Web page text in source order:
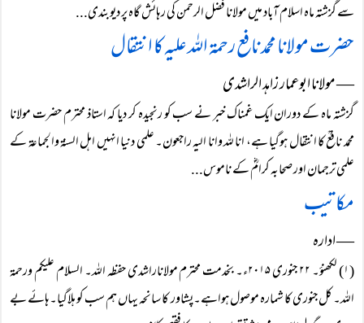
سے گزشتہ ماہ اسلام آباد میں مولانا فضل الرحمن کی رہائش گاہ پر دیوبندی...
حضرت مولانا محمد نافع رحمۃ اللہ علیہ کا انتقال
― مولانا ابوعمار زاہد الراشدی
گزشتہ ماہ کے دوران ایک غمناک خبر نے سب کو رنجیدہ کر دیا کہ استاذ محترم حضرت مولانا
محمد نافعؒ کا انتقال ہوگیا ہے، انا للہ وانا الیہ راجعون۔ علمی دنیا انہیں اہل السنۃ والجماعۃ کے
علمی ترجمان اور صحابہ کرامؓ کے ناموس...
مکاتیب
― ادارہ
(۱) لکھنؤ۔ ۲۲ جنوری ۲۰۱۵ء۔ بخدمت محترم مولاناراشدی حفظہ اللہ۔ السلام علیکم ورحمۃ
اللہ۔ کل جنوری کا شمارہ موصول ہواہے۔پشاور کا سانحہ یہاں ہم سب کو ہلاگیا۔ہائے بے